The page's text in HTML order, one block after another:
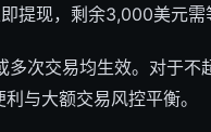
现，剩余3,000美元需
次交易均生效。对于
与大额交易风控平衡。